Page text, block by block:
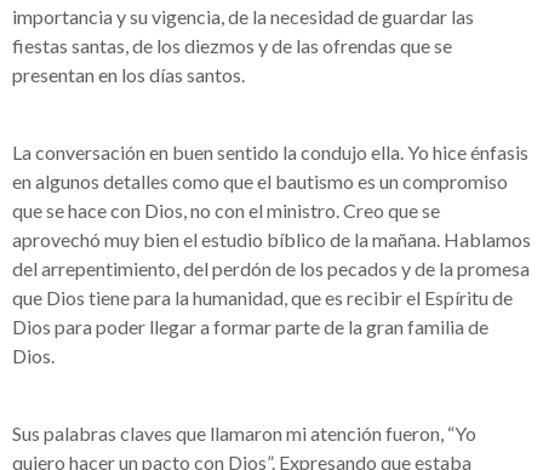
importancia y su vigencia, de la necesidad de guardar las
fiestas santas, de los diezmos y de las ofrendas que se
presentan en los días santos.
La conversación en buen sentido la condujo ella. Yo hice énfasis
en algunos detalles como que el bautismo es un compromiso
que se hace con Dios, no con el ministro. Creo que se
aprovechó muy bien el estudio bíblico de la mañana. Hablamos
del arrepentimiento, del perdón de los pecados y de la promesa
que Dios tiene para la humanidad, que es recibir el Espíritu de
Dios para poder llegar a formar parte de la gran familia de
Dios.
Sus palabras claves que llamaron mi atención fueron, “Yo
quiero hacer un pacto con Dios”. Expresando que estaba